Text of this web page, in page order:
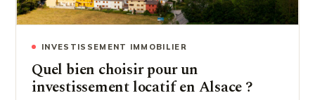
INVESTISSEMENT IMMOBILIER
Quel bien choisir pour un
investissement locatif en Alsace ?